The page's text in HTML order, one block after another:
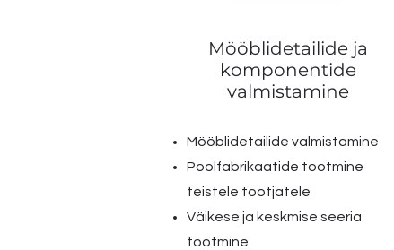
Mööblidetailide ja
komponentide
valmistamine
Mööblidetailide valmistamine
Poolfabrikaatide tootmine
teistele tootjatele
Väikese ja keskmise seeria
tootmine